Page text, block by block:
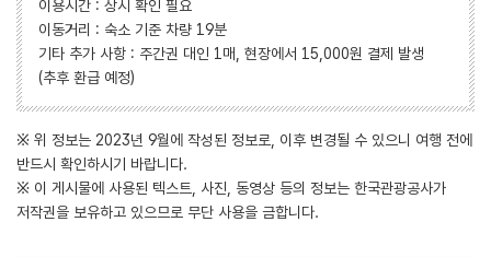
이용시간 : 상시 확인 필요
이동거리 : 숙소 기준 차량 19분
기타 추가 사항 : 주간권 대인 1매, 현장에서 15,000원 결제 발생
(추후 환급 예정)
※ 위 정보는 2023년 9월에 작성된 정보로, 이후 변경될 수 있으니 여행 전에
반드시 확인하시기 바랍니다.
※ 이 게시물에 사용된 텍스트, 사진, 동영상 등의 정보는 한국관광공사가
저작권을 보유하고 있으므로 무단 사용을 금합니다.